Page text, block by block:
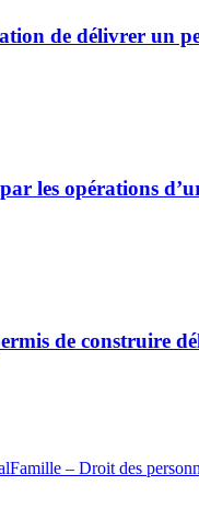
de délivrer un
les opérations
de construire
Famille – Droit des